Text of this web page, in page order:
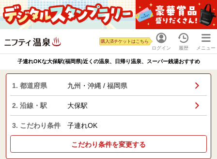
ログイン
購入済チケットはこちら
履歴 メニュー
子連れOKな大保駅(福岡県)近くの温泉、日帰り温泉、スーパー銭湯おすすめ
1. 都道府県 九州・沖縄 / 福岡県
2. 沿線・駅 大保駅
3. こだわり条件 子連れOK
こだわり条件を変更する